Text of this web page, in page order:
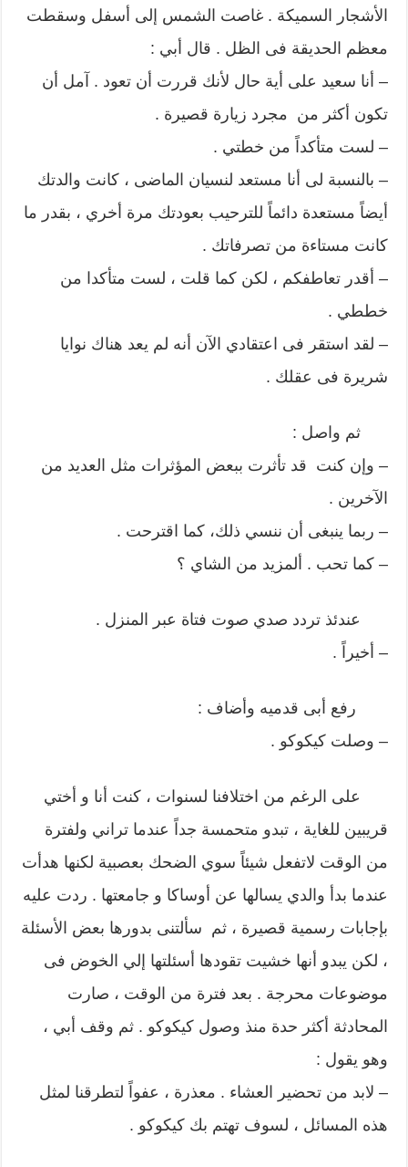
الأشجار السميكة . غاصت الشمس إلى أسفل وسقطت
معظم الحديقة فى الظل . قال أبي :
– أنا سعيد على أية حال لأنك قررت أن تعود . آمل أن
تكون أكثر من مجرد زيارة قصيرة .
– لست متأكداً من خطتي .
– بالنسبة لى أنا مستعد لنسيان الماضى ، كانت والدتك
أيضاً مستعدة دائماً للترحيب بعودتك مرة أخري ، بقدر ما
كانت مستاءة من تصرفاتك .
– أقدر تعاطفكم ، لكن كما قلت ، لست متأكدا من
خططي .
– لقد استقر فى اعتقادي الآن أنه لم يعد هناك نوايا
شريرة فى عقلك .
ثم واصل :
– وإن كنت قد تأثرت ببعض المؤثرات مثل العديد من
الآخرين .
– ربما ينبغى أن ننسي ذلك، كما اقترحت .
– كما تحب . ألمزيد من الشاي ؟
عندئذ تردد صدي صوت فتاة عبر المنزل .
– أخيراً .
رفع أبى قدميه وأضاف :
– وصلت كيكوكو .
على الرغم من اختلافنا لسنوات ، كنت أنا و أختي
قريبين للغاية ، تبدو متحمسة جداً عندما تراني ولفترة
من الوقت لاتفعل شيئاً سوي الضحك بعصبية لكنها هدأت
عندما بدأ والدي يسالها عن أوساكا و جامعتها . ردت عليه
بإجابات رسمية قصيرة ، ثم سألتنى بدورها بعض الأسئلة
، لكن يبدو أنها خشيت تقودها أسئلتها إلي الخوض فى
موضوعات محرجة . بعد فترة من الوقت ، صارت
المحادثة أكثر حدة منذ وصول كيكوكو . ثم وقف أبي ،
وهو يقول :
– لابد من تحضير العشاء . معذرة ، عفواً لتطرقنا لمثل
هذه المسائل ، لسوف تهتم بك كيكوكو .